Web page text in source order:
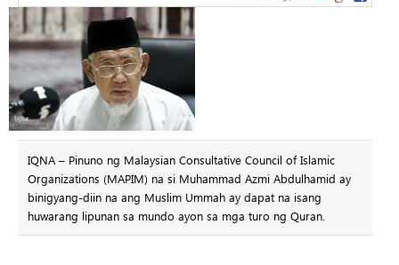
IQNA – Pinuno ng Malaysian Consultative Council of Islamic
Organizations (MAPIM) na si Muhammad Azmi Abdulhamid ay
binigyang-diin na ang Muslim Ummah ay dapat na isang
huwarang lipunan sa mundo ayon sa mga turo ng Quran.